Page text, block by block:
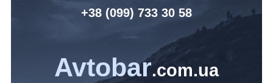
+38 (099) 733 30 58
Avtobar.com.ua